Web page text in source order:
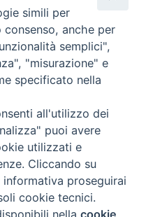
simili per
anche per
semplici",
"misurazione" e
specificato nella
all'utilizzo dei
puoi avere
utilizzati e
Cliccando su
proseguirai
cookie tecnici.
nellacookie